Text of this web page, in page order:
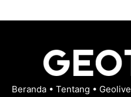
Beranda • Tentang • Geolive